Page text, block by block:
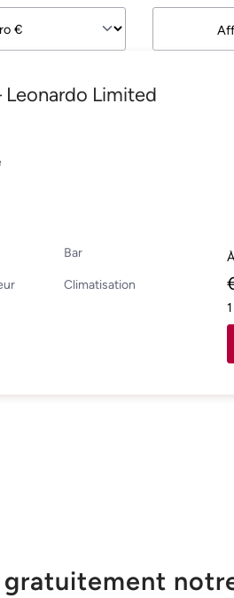
Limited
Bar
Climatisation
1
gratuitement